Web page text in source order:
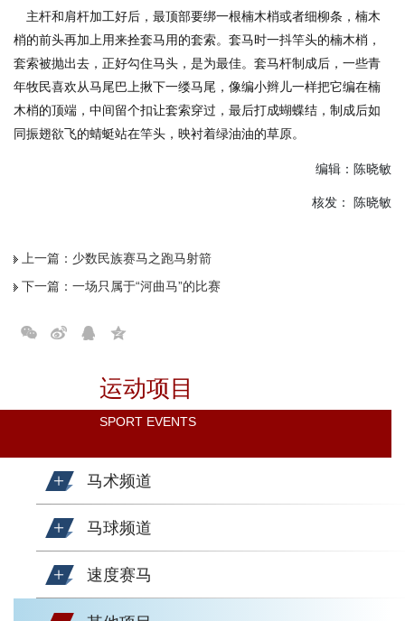
运动项目
SPORT EVENTS
马术频道
马球频道
速度赛马
主杆和肩杆加工好后，最顶部要绑一根楠木梢或者细柳条，楠木
梢的前头再加上用来拴套马用的套索。套马时一抖竿头的楠木梢，
套索被抛出去，正好勾住马头，是为最佳。套马杆制成后，一些青
年牧民喜欢从马尾巴上揪下一缕马尾，像编小辫儿一样把它编在楠
木梢的顶端，中间留个扣让套索穿过，最后打成蝴蝶结，制成后如
同振翅欲飞的蜻蜓站在竿头，映衬着绿油油的草原。
编辑：陈晓敏
核发： 陈晓敏
上一篇： 少数民族赛马之跑马射箭
下一篇： 一场只属于“河曲马”的比赛